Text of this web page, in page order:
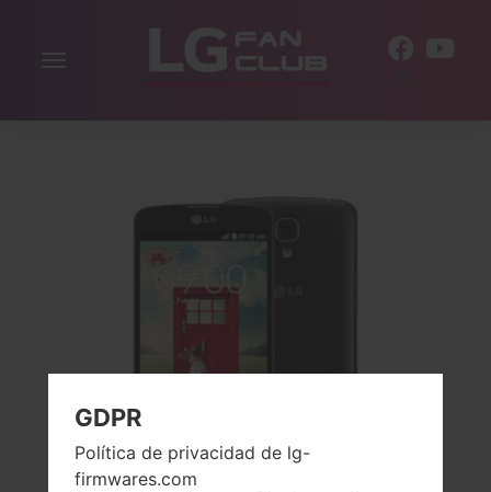
Alternar
GDPR
Política de privacidad de lg-
firmwares.com